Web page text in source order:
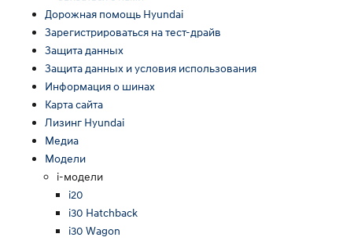
Дорожная помощь Hyundai
Зарегистрироваться на тест-драйв
Защита данных
Защита данных и условия использования
Информация о шинах
Карта сайта
Лизинг Hyundai
Медиа
Модели
i-модели
i20
i30 Hatchback
i30 Wagon